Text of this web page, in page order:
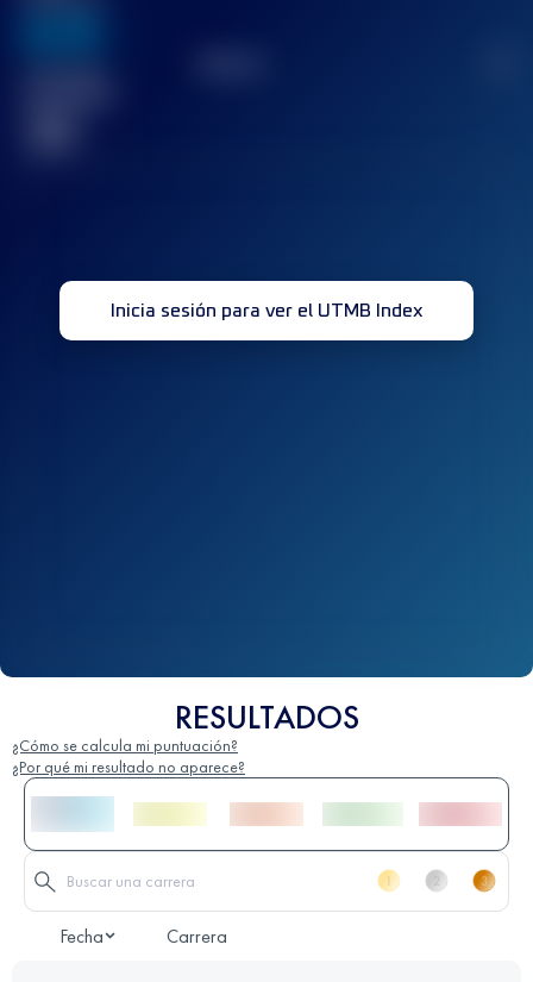
Inicia sesión para ver el UTMB Index
RESULTADOS
¿Cómo se calcula mi puntuación?
¿Por qué mi resultado no aparece?
Fecha Carrera